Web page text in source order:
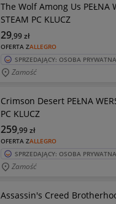
The Wolf Among Us PEŁNA
STEAM PC KLUCZ
OFERTA ZALLEGRO
29,99zł
SPRZEDAJĄCY: OSOBA PRYWATNA
Zamość
Crimson Desert PEŁNA
PC KLUCZ
OFERTA ZALLEGRO
259,99zł
SPRZEDAJĄCY: OSOBA PRYWATNA
Zamość
Assassin's Creed